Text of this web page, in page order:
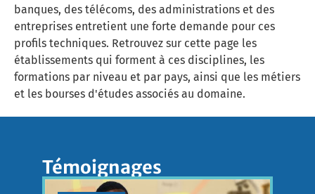
banques, des télécoms, des administrations et des
entreprises entretient une forte demande pour ces
profils techniques. Retrouvez sur cette page les
établissements qui forment à ces disciplines, les
formations par niveau et par pays, ainsi que les métiers
et les bourses d'études associés au domaine.
Témoignages